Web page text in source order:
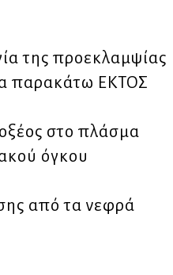
της προεκλαμψίας
παρακάτω ΕΚΤΟΣ
στο πλάσμα
όγκου
από τα νεφρά